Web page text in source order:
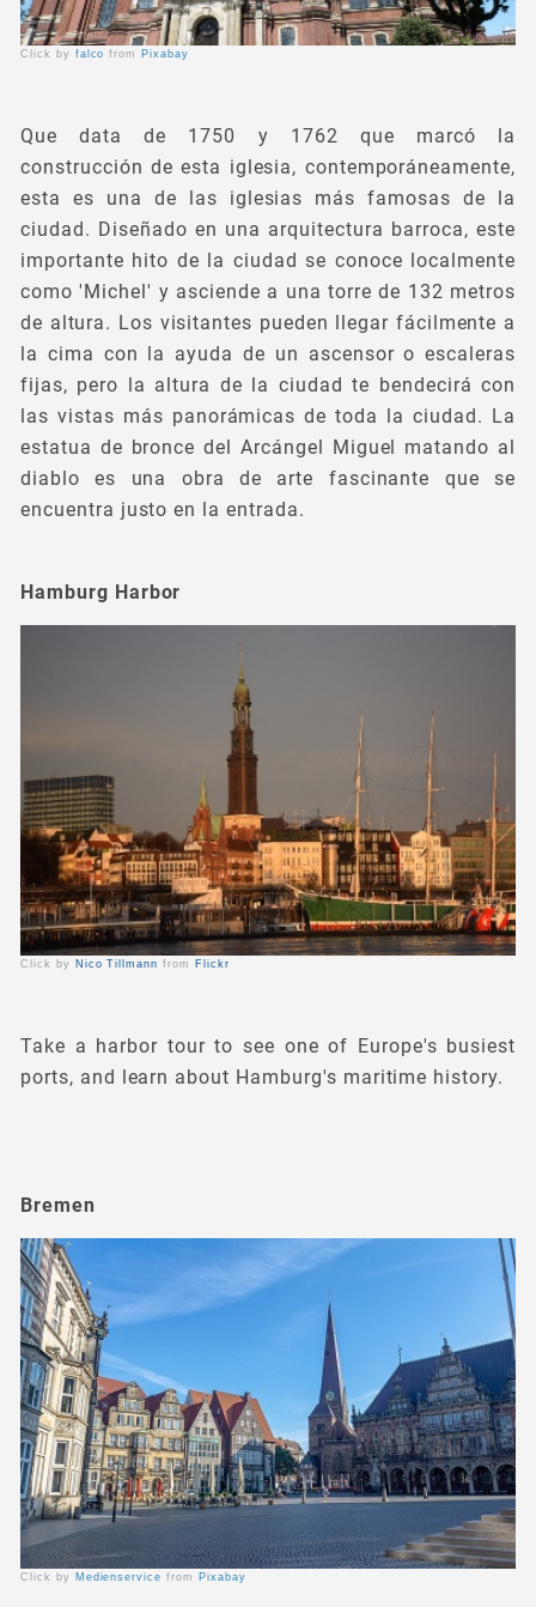
Click by falcofrom Pixabay
Que data de 1750 y 1762 que marcó la
construcción de esta iglesia, contemporáneamente,
esta es una de las iglesias más famosas de la
ciudad. Diseñado en una arquitectura barroca, este
importante hito de la ciudad se conoce localmente
como 'Michel' y asciende a una torre de 132 metros
de altura. Los visitantes pueden llegar fácilmente a
la cima con la ayuda de un ascensor o escaleras
fijas, pero la altura de la ciudad te bendecirá con
las vistas más panorámicas de toda la ciudad. La
estatua de bronce del Arcángel Miguel matando al
diablo es una obra de arte fascinante que se
encuentra justo en la entrada.
Click by Nico Tillmannfrom Flickr
Hamburg Harbor
Take a harbor tour to see one of Europe's busiest
ports, and learn about Hamburg's maritime history.
Click by Medienservicefrom Pixabay
Bremen